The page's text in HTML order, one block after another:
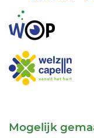
Mogelijk